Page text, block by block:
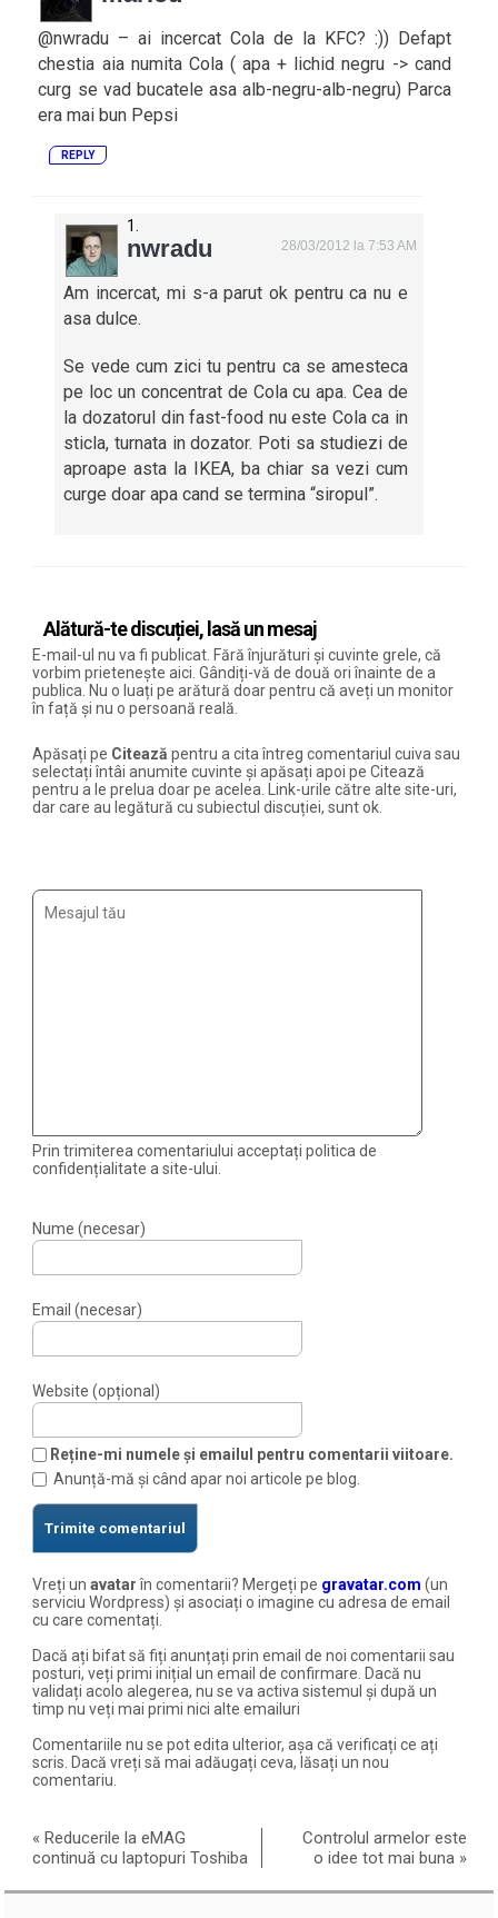
@nwradu – ai incercat Cola de la KFC? :)) Defapt
chestia aia numita Cola ( apa + lichid negru -> cand
curg se vad bucatele asa alb-negru-alb-negru) Parca
era mai bun Pepsi
REPLY
nwradu 28/03/2012 la 7:53 AM
Am incercat, mi s-a parut ok pentru ca nu e
asa dulce.
Se vede cum zici tu pentru ca se amesteca
pe loc un concentrat de Cola cu apa. Cea de
la dozatorul din fast-food nu este Cola ca in
sticla, turnata in dozator. Poti sa studiezi de
aproape asta la IKEA, ba chiar sa vezi cum
curge doar apa cand se termina “siropul”.
Alătură-te discuției, lasă un mesaj
E-mail-ul nu va fi publicat. Fără înjurături și cuvinte grele, că
vorbim prietenește aici. Gândiți-vă de două ori înainte de a
publica. Nu o luați pe arătură doar pentru că aveți un monitor
în față și nu o persoană reală.
Apăsați pe Citează pentru a cita întreg comentariul cuiva sau
selectați întâi anumite cuvinte și apăsați apoi pe Citează
pentru a le prelua doar pe acelea. Link-urile către alte site-uri,
dar care au legătură cu subiectul discuției, sunt ok.
Prin trimiterea comentariului acceptați politica de
confidențialitate a site-ului.
Nume (necesar)
Email (necesar)
Website (opțional)
Reține-mi numele și emailul pentru comentarii viitoare.
Anunță-mă și când apar noi articole pe blog.
Vreți unavatarîn comentarii? Mergeți pe gravatar.com (un
serviciu Wordpress) și asociați o imagine cu adresa de email
cu care comentați.
Dacă ați bifat să fiți anunțați prin email de noi comentarii sau
posturi, veți primi inițial un email de confirmare. Dacă nu
validați acolo alegerea, nu se va activa sistemul și după un
timp nu veți mai primi nici alte emailuri
Comentariile nu se pot edita ulterior, așa că verificați ce ați
scris. Dacă vreți să mai adăugați ceva, lăsați un nou
comentariu.
«Reducerile la eMAG
continuă cu laptopuri Toshiba
Controlul armelor este
o idee tot mai buna »